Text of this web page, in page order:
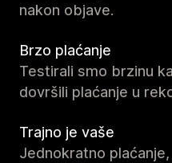
nakon objave.
Brzo plaćanje
Testirali smo brzinu
dovršili plaćanje u
Trajno je vaše
Jednokratno